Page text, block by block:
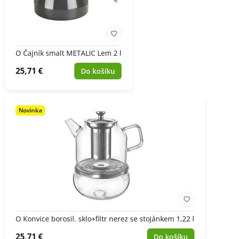
O Čajník smalt METALIC Lem 2 l
25,71 € Do košíku
Novinka
O Konvice borosil. sklo+filtr nerez se stojánkem 1,22 l
25,71 € Do košíku